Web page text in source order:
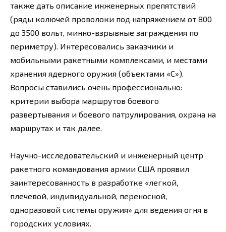
также дать описание инженерных препятствий
(ряды колючей проволоки под напряжением от 800
до 3500 вольт, минно-взрывные заграждения по
периметру). Интересовались заказчики и
мобильными ракетными комплексами, и местами
хранения ядерного оружия (объектами «С»).
Вопросы ставились очень профессионально:
критерии выбора маршрутов боевого
развертывания и боевого патрулирования, охрана на
маршрутах и так далее.
Научно-исследовательский и инженерный центр
ракетного командования армии США проявил
заинтересованность в разработке «легкой,
плечевой, индивидуальной, переносной,
одноразовой системы оружия» для ведения огня в
городских условиях.